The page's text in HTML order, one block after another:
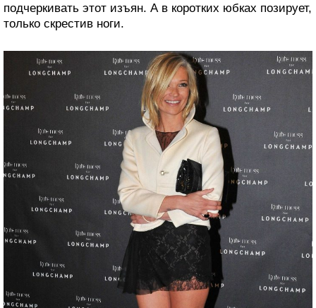
подчеркивать этот изъян. А в коротких юбках позирует,
только скрестив ноги.